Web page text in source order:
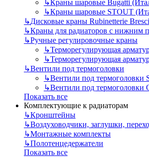
↳Краны шаровые Bugatti
↳Краны шаровые STOUT
↳Дисковые краны Rubinetterie
↳Краны для радиаторов с нижним
↳Ручные регулировочные краны
↳Терморегулирующая
↳Терморегулирующая
↳Вентили под термоголовки
↳Вентили под термоголовки
↳Вентили под термоголовки
Показать все
Комплектующие к радиаторам
↳Кронштейны
↳Воздуховодчики, заглушки,
↳Монтажные комплекты
↳Полотенцедержатели
Показать все